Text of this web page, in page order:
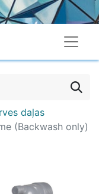
daļas
(Backwash only)